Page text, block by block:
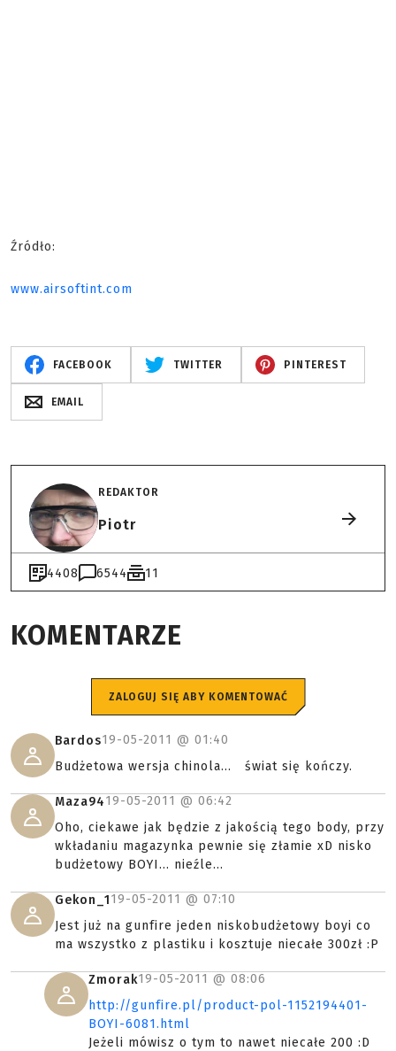
Źródło:
www.airsoftint.com
FACEBOOK TWITTER PINTEREST
EMAIL
REDAKTOR
Piotr
4408 6544 11
KOMENTARZE
ZALOGUJ SIĘ ABY KOMENTOWAĆ
Bardos19-05-2011 @ 01:40
Budżetowa wersja chinola... świat się kończy.
Maza9419-05-2011 @ 06:42
Oho, ciekawe jak będzie z jakością tego body, przy
wkładaniu magazynka pewnie się złamie xD nisko
budżetowy BOYI... nieźle...
Gekon_119-05-2011 @ 07:10
Jest już na gunfire jeden niskobudżetowy boyi co
ma wszystko z plastiku i kosztuje niecałe 300zł :P
Zmorak19-05-2011 @ 08:06
http://gunfire.pl/product-pol-1152194401-
BOYI-6081.html
Jeżeli mówisz o tym to nawet niecałe 200 :D